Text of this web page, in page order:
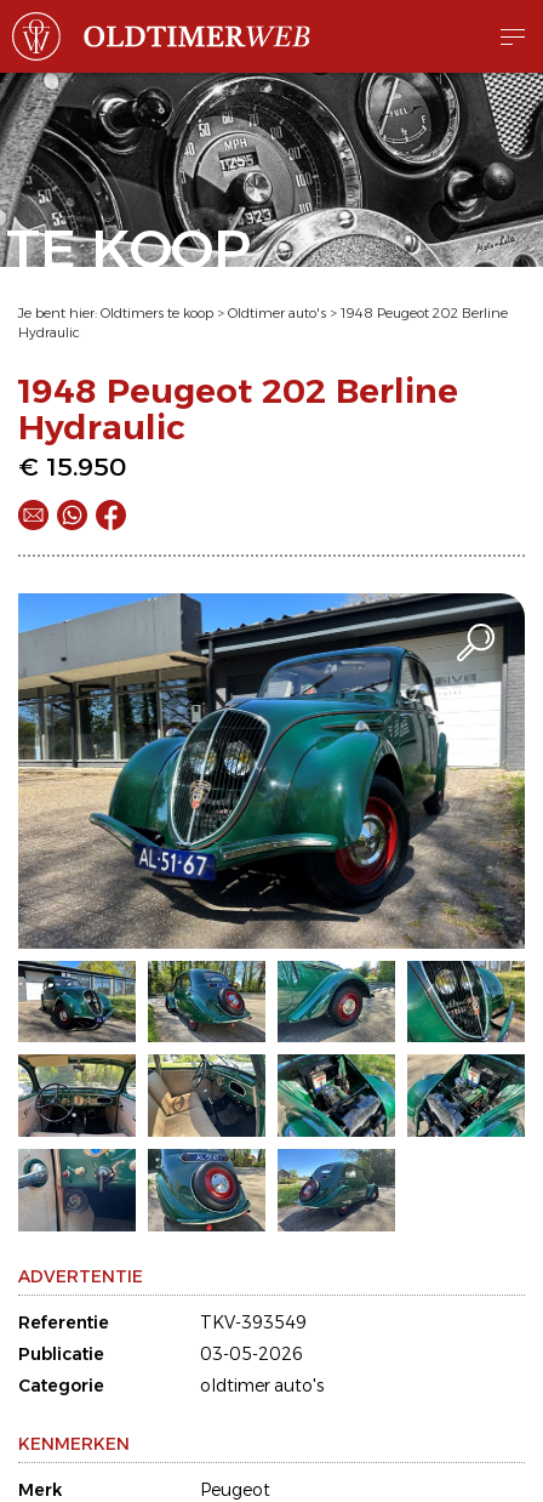
TE KOOP
Je bent hier: Oldtimers te koop > Oldtimer auto's > 1948 Peugeot 202 Berline
Hydraulic
1948 Peugeot 202 Berline
Hydraulic
€ 15.950
ADVERTENTIE
Referentie
TKV-393549
Publicatie
03-05-2026
Categorie
oldtimer auto's
KENMERKEN
Merk
Peugeot